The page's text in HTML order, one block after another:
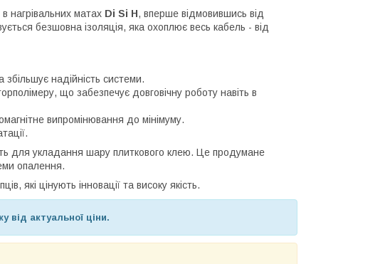
нагрівальних матах Di Si H, вперше відмовившись від
безшовна ізоляція, яка охоплює весь кабель - від
збільшує надійність системи.
що забезпечує довговічну роботу навіть в
випромінювання до мінімуму.
для укладання шару плиткового клею. Це продумане
опалення.
які цінують інновації та високу якість.
від актуальної ціни.